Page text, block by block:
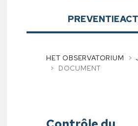
HET OBSERVATORIUM
DOCUMENT